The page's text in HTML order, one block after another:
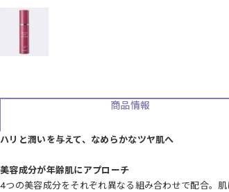
商品情報
ハリと潤いを与えて、なめらかなツヤ肌へ
美容成分が年齢肌にアプローチ
4つの美容成分をそれぞれ異なる組み合わせで配合。